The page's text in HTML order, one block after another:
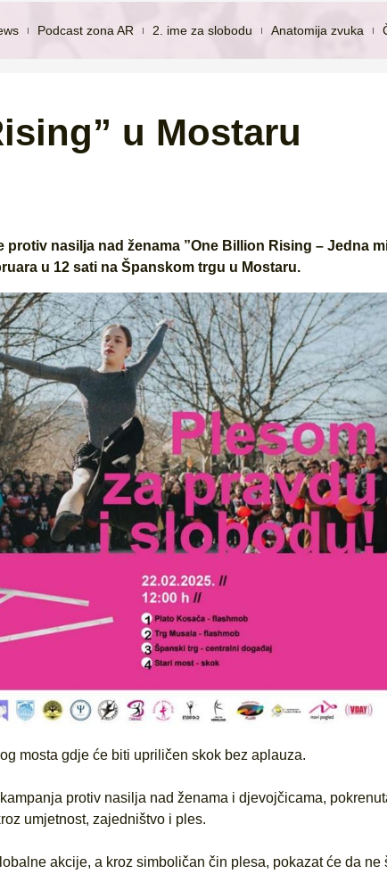
Podcast zona AR 2. ime za slobodu Anatomija zvuka
u Mostaru
nasilja nad ženama ”One Billion Rising – Jedna
u 12 sati na Španskom trgu u Mostaru.
mosta gdje će biti upriličen skok bez aplauza.
protiv nasilja nad ženama i djevojčicama,
umjetnost, zajedništvo i ples.
akcije, a kroz simboličan čin plesa, pokazat će da ne